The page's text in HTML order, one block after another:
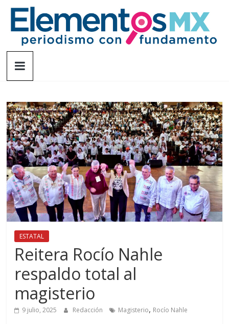
Saltar
contenido
Elementosmx
fundamento
ESTATAL
Reitera Rocío Nahle
respaldo total al
magisterio
9 julio, 2025 Redacción Magisterio, Rocío Nahle